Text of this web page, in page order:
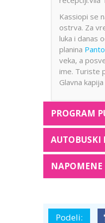
Kassiopi se
ostrva. Za
luka i danas
planina
veka, a
ime. Turiste
Glavna
PROGRAM
AUTOBUSKI
NAPOMENE
Podeli: